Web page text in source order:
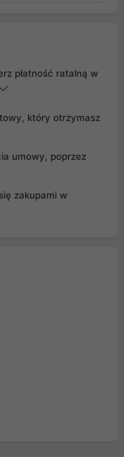
płatność ratalną w
który otrzymasz
umowy, poprzez
zakupami w